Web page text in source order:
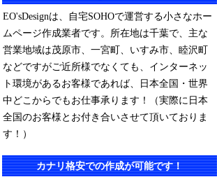
EO'sDesignは、自宅SOHOで運営する小さなホー
ムページ作成業者です。所在地は千葉で、主な
営業地域は茂原市、一宮町、いすみ市、睦沢町
などですがご近所様でなくても、インターネッ
ト環境があるお客様であれば、日本全国・世界
中どこからでもお仕事承ります！（実際に日本
全国のお客様とお付き合いさせて頂いておりま
す！）
カナリ格安での作成が可能です！